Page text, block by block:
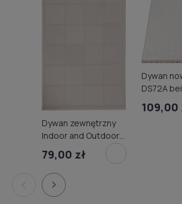
Dywan zewnętrzny
Indoor and Outdoor
Jersey Home
1609/E511
79,00 zł
Dywan
DS72A
109,00